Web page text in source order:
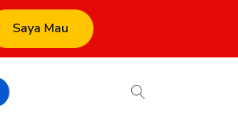
Saya Mau